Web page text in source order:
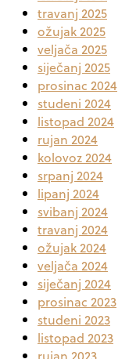
travanj 2025
ožujak 2025
veljača 2025
siječanj 2025
prosinac 2024
studeni 2024
listopad 2024
rujan 2024
kolovoz 2024
srpanj 2024
lipanj 2024
svibanj 2024
travanj 2024
ožujak 2024
veljača 2024
siječanj 2024
prosinac 2023
studeni 2023
listopad 2023